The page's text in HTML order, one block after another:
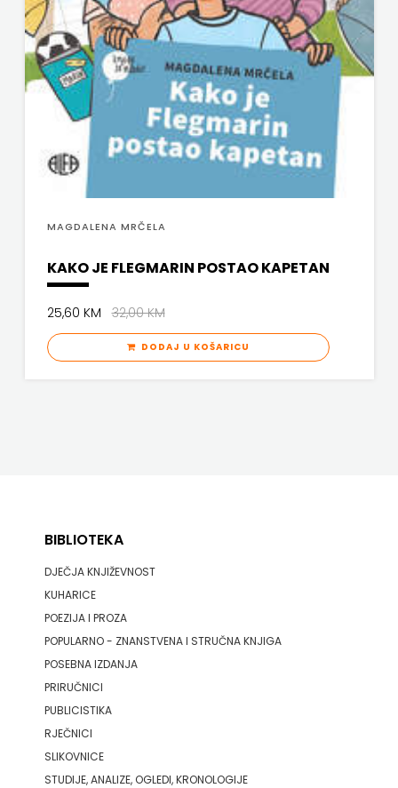
MAGDALENA MRČELA
KAKO JE FLEGMARIN POSTAO KAPETAN
25,60 KM32,00 KM
DODAJ U KOŠARICU
BIBLIOTEKA
DJEČJA KNJIŽEVNOST
KUHARICE
POEZIJA I PROZA
POPULARNO - ZNANSTVENA I STRUČNA KNJIGA
POSEBNA IZDANJA
PRIRUČNICI
PUBLICISTIKA
RJEČNICI
SLIKOVNICE
STUDIJE, ANALIZE, OGLEDI, KRONOLOGIJE